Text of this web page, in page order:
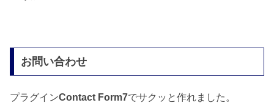
お問い合わせ
プラグインContact Form7でサクッと作れました。